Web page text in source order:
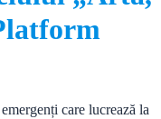
care lucrează la